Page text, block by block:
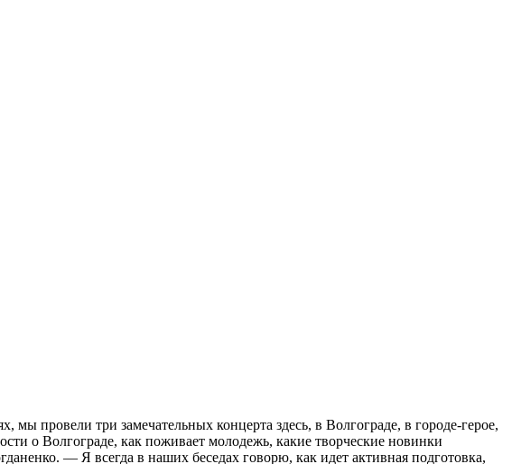
провели три замечательных концерта здесь, в Волгограде, в городе-герое,
о Волгограде, как поживает молодежь, какие творческие новинки
— Я всегда в наших беседах говорю, как идет активная подготовка,